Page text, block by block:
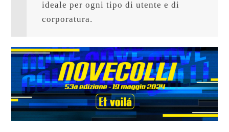
ideale per ogni tipo di utente e di
corporatura.